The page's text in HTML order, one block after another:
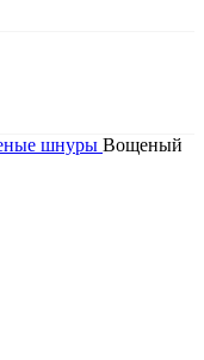
шнуры Вощеный